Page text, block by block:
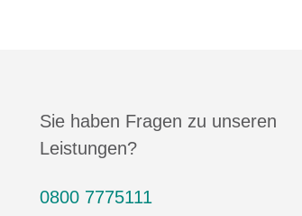
Sie haben Fragen zu unseren
Leistungen?
0800 7775111